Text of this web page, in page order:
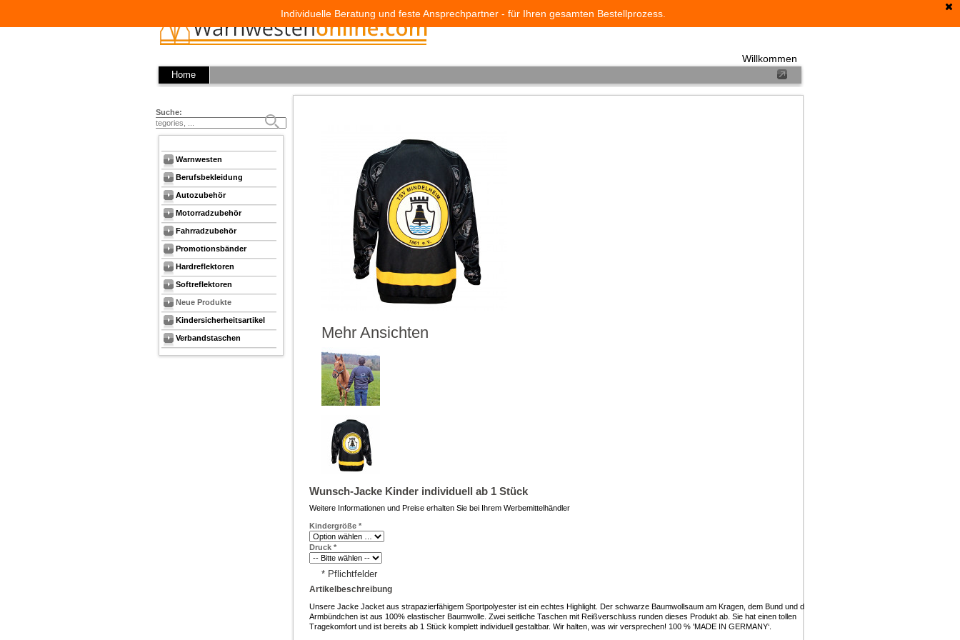
Individuelle Beratung und feste Ansprechpartner - für Ihren gesamten Bestellprozess.
Willkommen
Home
Mehr Ansichten
Wunsch-Jacke Kinder individuell ab 1 Stück
Weitere Informationen und Preise erhalten Sie bei Ihrem Werbemittelhändler
Kindergröße *
Druck *
* Pflichtfelder
Artikelbeschreibung
Unsere Jacke Jacket aus strapazierfähigem Sportpolyester ist ein echtes Highlight. Der schwarze Baumwollsaum am Kragen, dem Bund und den
Armbündchen ist aus 100% elastischer Baumwolle. Zwei seitliche Taschen mit Reißverschluss runden dieses Produkt ab. Sie hat einen tollen
Tragekomfort und ist bereits ab 1 Stück komplett individuell gestaltbar. Wir halten, was wir versprechen! 100 % 'MADE IN GERMANY‘.
Suche:
Warnwesten
Berufsbekleidung
Autozubehör
Motorradzubehör
Fahrradzubehör
Promotionsbänder
Hardreflektoren
Softreflektoren
Neue Produkte
Kindersicherheitsartikel
Verbandstaschen